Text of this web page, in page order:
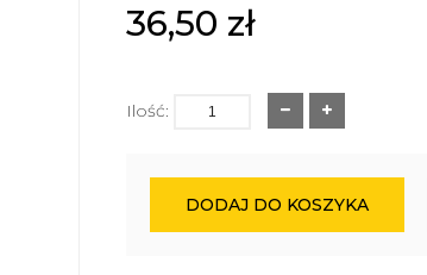
36,50 zł
Ilość:
DODAJ DO KOSZYKA